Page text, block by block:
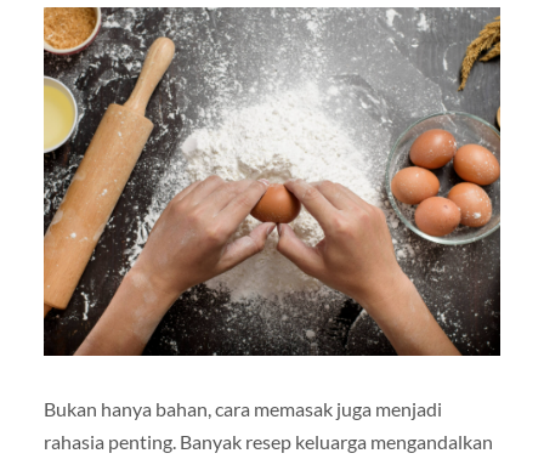
Bukan hanya bahan, cara memasak juga menjadi
rahasia penting. Banyak resep keluarga mengandalkan